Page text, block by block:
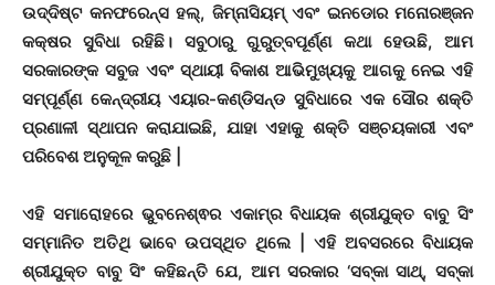
ଉଦ୍ଦିଷ୍ଟ କନଫରେନ୍ସ ହଲ୍, ଜିମ୍ନାସିୟମ୍ ଏବଂ ଇନଡୋର ମନୋରଞ୍ଜନ
କକ୍ଷର ସୁବିଧା ରହିଛି। ସବୁଠାରୁ ଗୁରୁତ୍ବପୂର୍ଣ୍ଣ କଥା ହେଉଛି, ଆମ
ସରକାରଙ୍କ ସବୁଜ ଏବଂ ସ୍ଥାୟୀ ବିକାଶ ଆଭିମୁଖ୍ୟକୁ ଆଗକୁ ନେଇ ଏହି
ସମ୍ପୂର୍ଣ୍ଣ କେନ୍ଦ୍ରୀୟ ଏୟାର-କଣ୍ଡିସନ୍ଡ ସୁବିଧାରେ ଏକ ସୌର ଶକ୍ତି
ପ୍ରଣାଳୀ ସ୍ଥାପନ କରାଯାଇଛି, ଯାହା ଏହାକୁ ଶକ୍ତି ସଞ୍ଚୟକାରୀ ଏବଂ
ପରିବେଶ ଅନୁକୂଳ କରୁଛି |
ଏହି ସମାରୋହରେ ଭୁବନେଶ୍ଵର ଏକାମ୍ର ବିଧାୟକ ଶ୍ରୀଯୁକ୍ତ ବାବୁ ସିଂ
ସମ୍ମାନିତ ଅତିଥି ଭାବେ ଉପସ୍ଥିତ ଥିଲେ | ଏହି ଅବସରରେ ବିଧାୟକ
ଶ୍ରୀଯୁକ୍ତ ବାବୁ ସିଂ କହିଛନ୍ତି ଯେ, ଆମ ସରକାର ‘ସବ୍‌କା ସାଥ୍, ସବ୍‌କା